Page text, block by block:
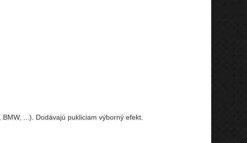
...). Dodávajú pukliciam výborný efekt.